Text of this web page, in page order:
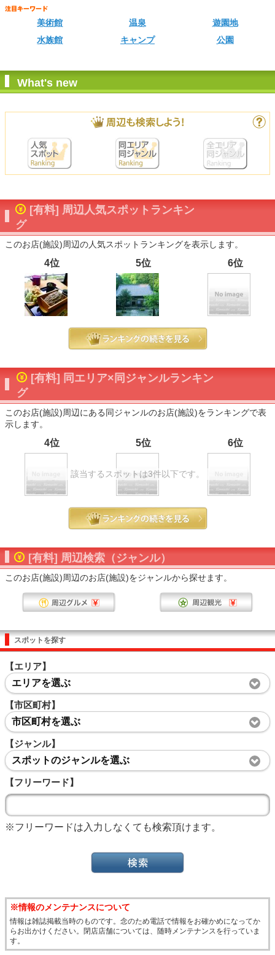
美術館 温泉
遊園地
水族館
キャンプ 公園
What's new
[有料] 周辺人気スポットランキン
グ
このお店(施設)周辺の人気スポットランキングを表示します。
4位 5位 6位
[有料] 同エリア×同ジャンルランキン
グ
このお店(施設)周辺にある同ジャンルのお店(施設)をランキングで表
示します。
4位 5位 6位
該当するスポットは3件以下です。
[有料] 周辺検索（ジャンル）
このお店(施設)周辺のお店(施設)をジャンルから探せます。
スポットを探す
【エリア】
エリアを選ぶ
【市区町村】
市区町村を選ぶ
【ジャンル】
スポットのジャンルを選ぶ
【フリーワード】
※フリーワードは入力しなくても検索頂けます。
※情報のメンテナンスについて
情報は雑誌掲載当時のものです。念のため電話で情報をお確かめになってか
らお出かけください。閉店店舗については、随時メンテナンスを行っていま
す。